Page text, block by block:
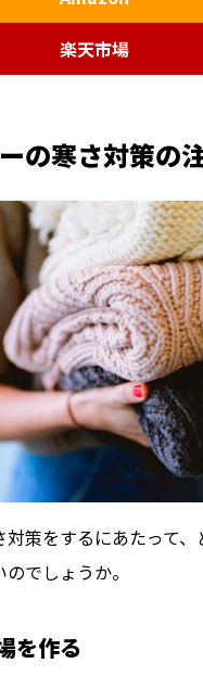
楽天市場
の寒さ対策の
策をするにあたって、
でしょうか。
を作る